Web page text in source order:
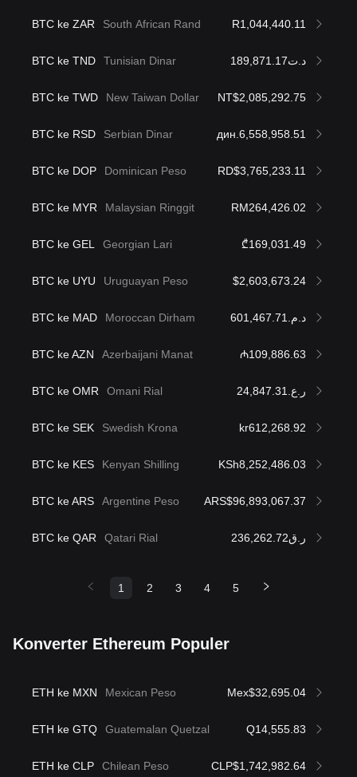
BTC ke ZAR South African Rand R1,044,440.11
BTC ke TND Tunisian Dinar د.ت189,871.17
BTC ke TWD New Taiwan Dollar NT$2,085,292.75
BTC ke RSD Serbian Dinar дин.6,558,958.51
BTC ke DOP Dominican Peso RD$3,765,233.11
BTC ke MYR Malaysian Ringgit RM264,426.02
BTC ke GEL Georgian Lari ₾169,031.49
BTC ke UYU Uruguayan Peso $2,603,673.24
BTC ke MAD Moroccan Dirham د.م.601,467.71
BTC ke AZN Azerbaijani Manat ₼109,886.63
BTC ke OMR Omani Rial ر.ع.24,847.31
BTC ke SEK Swedish Krona kr612,268.92
BTC ke KES Kenyan Shilling KSh8,252,486.03
BTC ke ARS Argentine Peso ARS$96,893,067.37
BTC ke QAR Qatari Rial ر.ق236,262.72
1 2 3 4 5
Konverter Ethereum Populer
ETH ke MXN Mexican Peso Mex$32,695.04
ETH ke GTQ Guatemalan Quetzal Q14,555.83
ETH ke CLP Chilean Peso CLP$1,742,982.64